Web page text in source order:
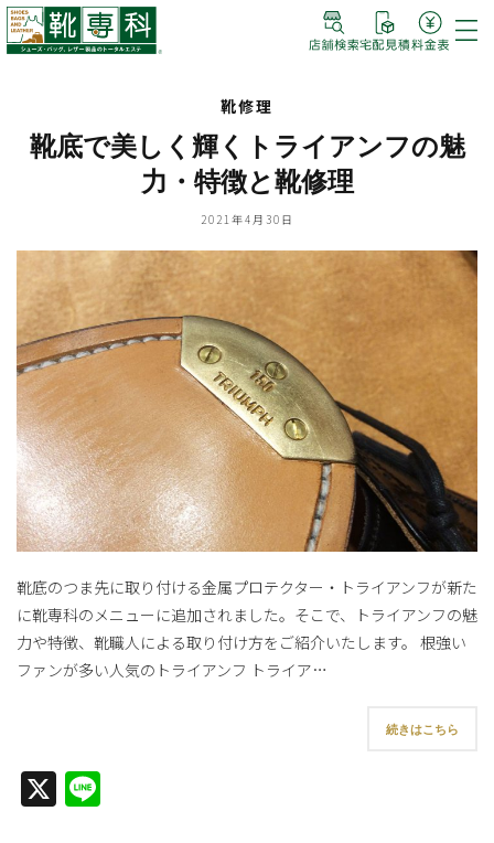
靴修理
靴底で美しく輝くトライアンフの魅
力・特徴と靴修理
2021年4月30日
靴底のつま先に取り付ける金属プロテクター・トライアンフが新た
に靴専科のメニューに追加されました。そこで、トライアンフの魅
力や特徴、靴職人による取り付け方をご紹介いたします。 根強い
ファンが多い人気のトライアンフ トライア…
続きはこちら
X